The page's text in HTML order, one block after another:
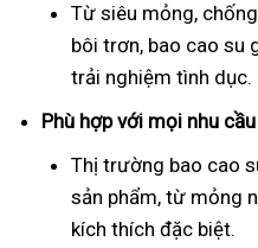
Từ siêu mỏng,
bôi trơn, bao cao su
trải nghiệm tình dục.
Phù hợp với mọi nhu
Thị trường bao cao
sản phẩm, từ mỏng
kích thích đặc biệt.